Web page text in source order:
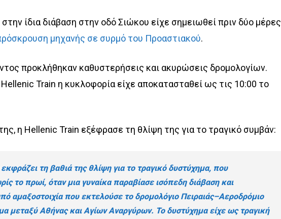
ίδια διάβαση στην οδό Σιώκου είχε σημειωθεί πριν δύο μέρες
μηχανής σε συρμό του Προαστιακού.
προκλήθηκαν καθυστερήσεις και ακυρώσεις δρομολογίων.
Train η κυκλοφορία είχε αποκατασταθεί ως τις 10:00 το
η Hellenic Train εξέφρασε τη θλίψη της για το τραγικό συμβάν:
τη βαθιά της θλίψη για το τραγικό δυστύχημα, που
το πρωί, όταν μια γυναίκα παραβίασε ισόπεδη διάβαση και
αμαξοστοιχία που εκτελούσε το δρομολόγιο Πειραιάς–Αεροδρόμιο
μεταξύ Αθήνας και Αγίων Αναργύρων. Το δυστύχημα είχε ως τραγική